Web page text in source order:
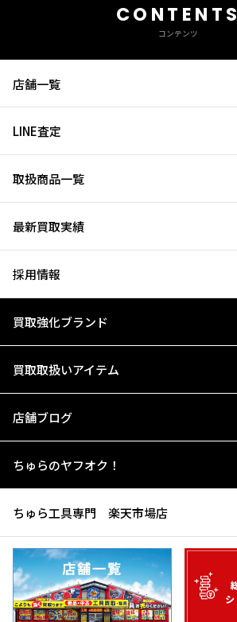
CONTENTS
コンテンツ
店舗一覧
LINE査定
取扱商品一覧
最新買取実績
採用情報
買取強化ブランド
買取取扱いアイテム
店舗ブログ
ちゅらのヤフオク！
ちゅら工具専門 楽天市場店